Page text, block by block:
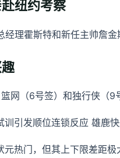
纽约考察
经理霍斯特和新任主帅詹金
网（6号签）和独行侠（9
元热门，但其上下限差距极